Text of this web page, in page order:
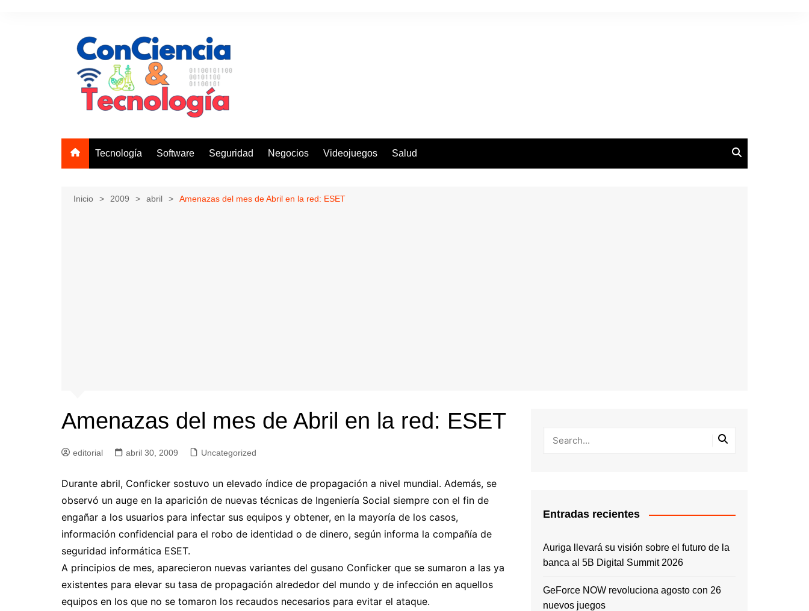
Tecnología Software Seguridad Negocios Videojuegos Salud
Inicio 2009 abril Amenazas del mes de Abril en la red: ESET
Amenazas del mes de Abril en la red: ESET
editorial abril 30, 2009 Uncategorized
Durante abril, Conficker sostuvo un elevado índice de propagación a nivel mundial. Además, se
observó un auge en la aparición de nuevas técnicas de Ingeniería Social siempre con el fin de
engañar a los usuarios para infectar sus equipos y obtener, en la mayoría de los casos,
información confidencial para el robo de identidad o de dinero, según informa la compañía de
seguridad informática ESET.
A principios de mes, aparecieron nuevas variantes del gusano Conficker que se sumaron a las ya
existentes para elevar su tasa de propagación alrededor del mundo y de infección en aquellos
equipos en los que no se tomaron los recaudos necesarios para evitar el ataque.
Entradas recientes
Auriga llevará su visión sobre el futuro de la
banca al 5B Digital Summit 2026
GeForce NOW revoluciona agosto con 26
nuevos juegos